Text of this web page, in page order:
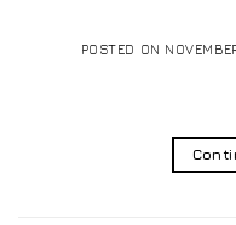
POSTED ON